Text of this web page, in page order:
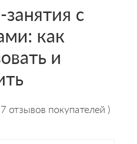
с
как
и
отзывов покупателей )